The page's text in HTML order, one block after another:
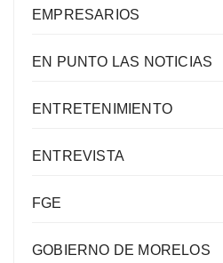
EMPRESARIOS
EN PUNTO LAS NOTICIAS
ENTRETENIMIENTO
ENTREVISTA
FGE
GOBIERNO DE MORELOS